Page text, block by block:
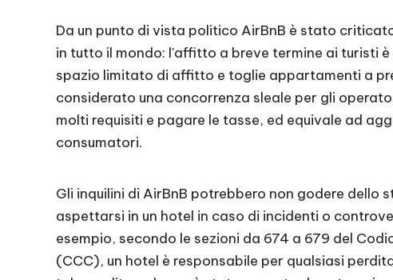
Da un punto di vista politico AirBnB è stato
in tutto il mondo: l'affitto a breve termine ai turisti
spazio limitato di affitto e toglie appartamenti a
considerato una concorrenza sleale per gli
molti requisiti e pagare le tasse, ed equivale ad
consumatori.
Gli inquilini di AirBnB potrebbero non godere dello
aspettarsi in un hotel in caso di incidenti o
esempio, secondo le sezioni da 674 a 679 del
(CCC), un hotel è responsabile per qualsiasi